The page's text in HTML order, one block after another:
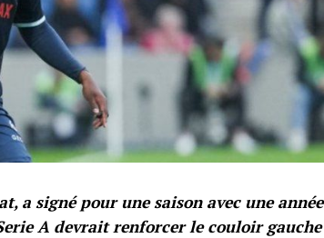
a signé pour une saison avec une année
A devrait renforcer le couloir gauche